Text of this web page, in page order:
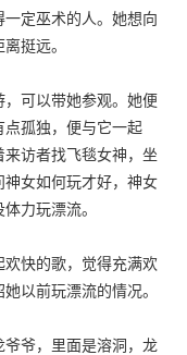
定巫术的人。她想向
挺远。
可以带她参观。她便
孤独，便与它一起
访者找飞毯女神，坐
女如何玩才好，神女
力玩漂流。
快的歌，觉得充满欢
以前玩漂流的情况。
爷，里面是溶洞，龙